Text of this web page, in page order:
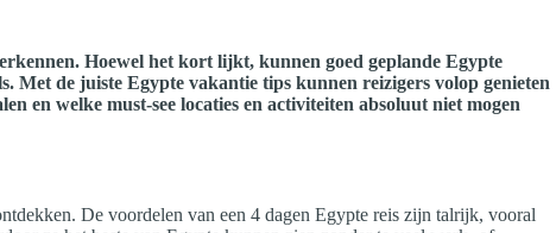
Hoewel het kort lijkt, kunnen goed geplande Egypte
Met de juiste Egypte vakantie tips kunnen reizigers volop genieten
en welke must-see locaties en activiteiten absoluut niet mogen
De voordelen van een 4 dagen Egypte reis zijn talrijk, vooral